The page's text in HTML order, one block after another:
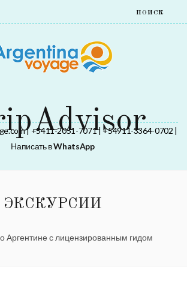
| +5411-2051-7071 | +54911-3364-0702 |
Написать вWhatsApp
ЭКСКУРСИИ
Аргентине с лицензированным гидом